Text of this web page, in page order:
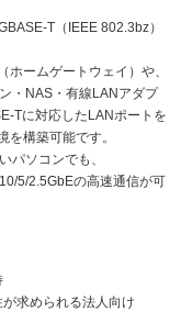
T（IEEE 802.3bz）
ームゲートウェイ）や、
・NAS・有線LANアダプ
Tに対応したLANポートを
構築可能です。
パソコンでも、
5/2.5GbEの高速通信が可
求められる法人向け